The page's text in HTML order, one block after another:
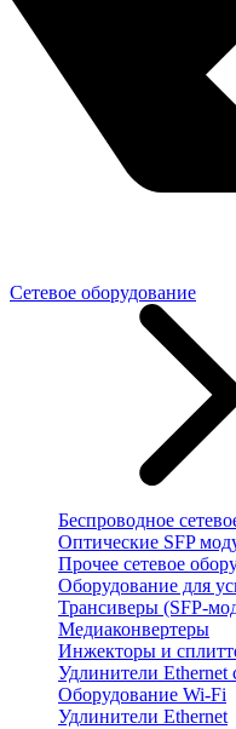
Сетевое оборудование
Беспроводное
Оптические SFP
Прочее сетевое
Оборудование для
Трансиверы (SFP-
Медиаконвертеры
Инжекторы и
Удлинители Ethernet
Оборудование Wi-Fi
Удлинители Ethernet